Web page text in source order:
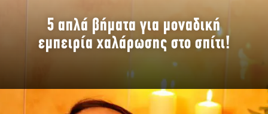
5 απλά βήματα για μοναδική
εμπειρία χαλάρωσης στο σπίτι!